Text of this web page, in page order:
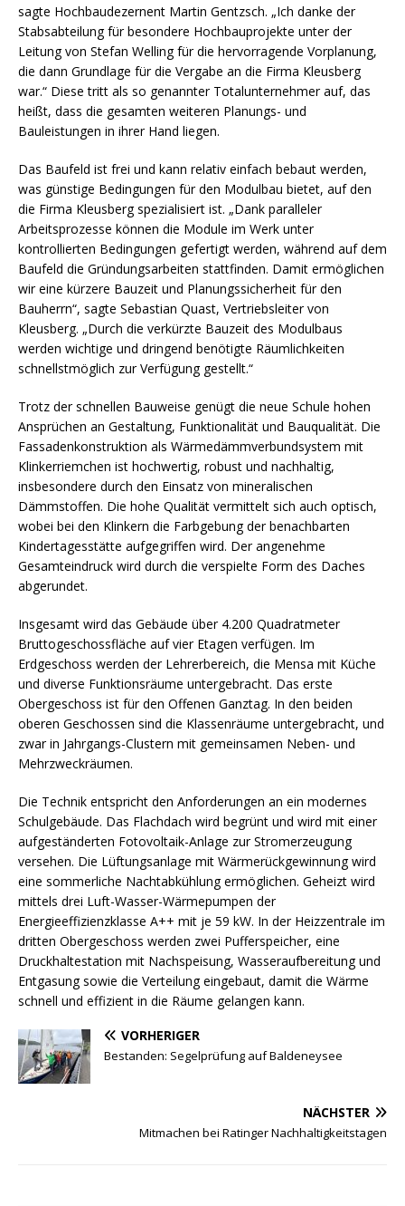
sagte Hochbaudezernent Martin Gentzsch. „Ich danke der
Stabsabteilung für besondere Hochbauprojekte unter der
Leitung von Stefan Welling für die hervorragende Vorplanung,
die dann Grundlage für die Vergabe an die Firma Kleusberg
war.“ Diese tritt als so genannter Totalunternehmer auf, das
heißt, dass die gesamten weiteren Planungs- und
Bauleistungen in ihrer Hand liegen.
Das Baufeld ist frei und kann relativ einfach bebaut werden,
was günstige Bedingungen für den Modulbau bietet, auf den
die Firma Kleusberg spezialisiert ist. „Dank paralleler
Arbeitsprozesse können die Module im Werk unter
kontrollierten Bedingungen gefertigt werden, während auf dem
Baufeld die Gründungsarbeiten stattfinden. Damit ermöglichen
wir eine kürzere Bauzeit und Planungssicherheit für den
Bauherrn“, sagte Sebastian Quast, Vertriebsleiter von
Kleusberg. „Durch die verkürzte Bauzeit des Modulbaus
werden wichtige und dringend benötigte Räumlichkeiten
schnellstmöglich zur Verfügung gestellt.“
Trotz der schnellen Bauweise genügt die neue Schule hohen
Ansprüchen an Gestaltung, Funktionalität und Bauqualität. Die
Fassadenkonstruktion als Wärmedämmverbundsystem mit
Klinkerriemchen ist hochwertig, robust und nachhaltig,
insbesondere durch den Einsatz von mineralischen
Dämmstoffen. Die hohe Qualität vermittelt sich auch optisch,
wobei bei den Klinkern die Farbgebung der benachbarten
Kindertagesstätte aufgegriffen wird. Der angenehme
Gesamteindruck wird durch die verspielte Form des Daches
abgerundet.
Insgesamt wird das Gebäude über 4.200 Quadratmeter
Bruttogeschossfläche auf vier Etagen verfügen. Im
Erdgeschoss werden der Lehrerbereich, die Mensa mit Küche
und diverse Funktionsräume untergebracht. Das erste
Obergeschoss ist für den Offenen Ganztag. In den beiden
oberen Geschossen sind die Klassenräume untergebracht, und
zwar in Jahrgangs-Clustern mit gemeinsamen Neben- und
Mehrzweckräumen.
Die Technik entspricht den Anforderungen an ein modernes
Schulgebäude. Das Flachdach wird begrünt und wird mit einer
aufgeständerten Fotovoltaik-Anlage zur Stromerzeugung
versehen. Die Lüftungsanlage mit Wärmerückgewinnung wird
eine sommerliche Nachtabkühlung ermöglichen. Geheizt wird
mittels drei Luft-Wasser-Wärmepumpen der
Energieeffizienzklasse A++ mit je 59 kW. In der Heizzentrale im
dritten Obergeschoss werden zwei Pufferspeicher, eine
Druckhaltestation mit Nachspeisung, Wasseraufbereitung und
Entgasung sowie die Verteilung eingebaut, damit die Wärme
schnell und effizient in die Räume gelangen kann.
VORHERIGER
Bestanden: Segelprüfung auf Baldeneysee
NÄCHSTER
Mitmachen bei Ratinger Nachhaltigkeitstagen